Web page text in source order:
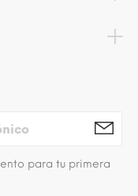
para tu primera